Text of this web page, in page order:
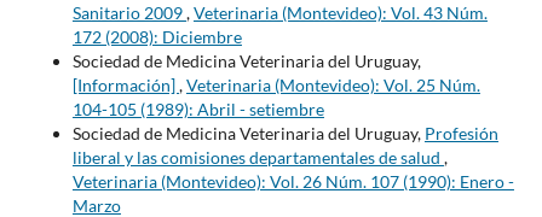
Sanitario 2009,Veterinaria (Montevideo): Vol. 43 Núm.
172 (2008): Diciembre
Sociedad de Medicina Veterinaria del Uruguay,
[Información],Veterinaria (Montevideo): Vol. 25 Núm.
104-105 (1989): Abril - setiembre
Sociedad de Medicina Veterinaria del Uruguay, Profesión
liberal y las comisiones departamentales de salud ,
Veterinaria (Montevideo): Vol. 26 Núm. 107 (1990): Enero -
Marzo